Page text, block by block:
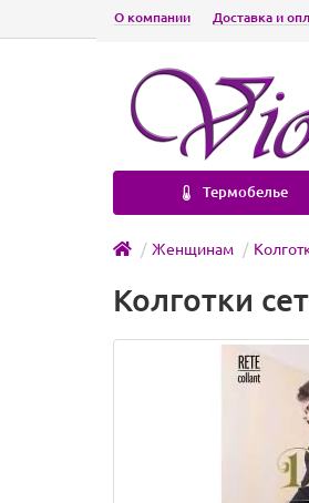
О компании Доставка и
Термобелье
Женщинам
Колготки